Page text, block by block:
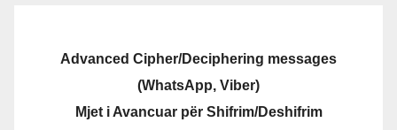
Advanced Cipher/Deciphering messages
(WhatsApp, Viber)
Mjet i Avancuar për Shifrim/Deshifrim